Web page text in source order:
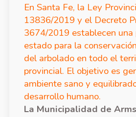
En Santa Fe, la Ley
13836/2019 y el Decreto
3674/2019 establecen
estado para la
del arbolado en todo el
provincial. El objetivo es
ambiente sano y
desarrollo humano.
La Municipalidad de